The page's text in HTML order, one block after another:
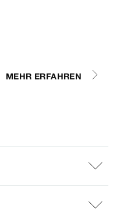
MEHR ERFAHREN